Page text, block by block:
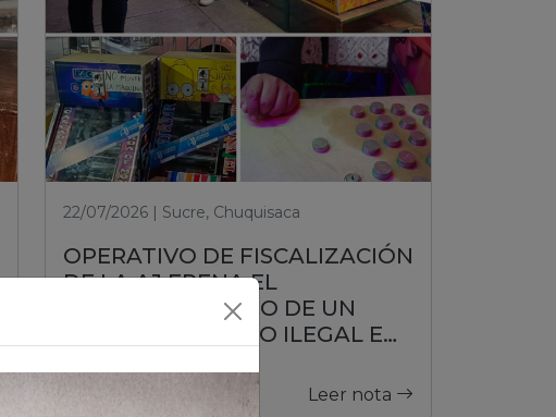
22/07/2026 | Sucre, Chuquisaca
OPERATIVO DE FISCALIZACIÓN
DE LA AJ FRENA EL
FUNCIONAMIENTO DE UN
PUESTO DE JUEGO ILEGAL EN
Leer nota